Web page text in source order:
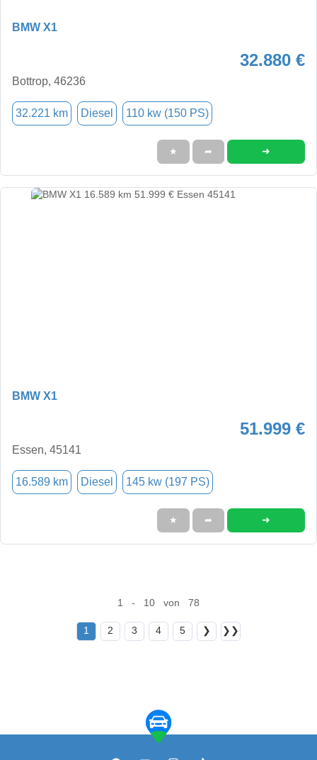
BMW X1
32.880 €
Bottrop, 46236
32.221 km Diesel 110 kw (150 PS)
★ ➦ ➜
BMW X1
51.999 €
Essen, 45141
16.589 km Diesel 145 kw (197 PS)
★ ➦ ➜
1 - 10 von 78
1 2 3 4 5 ❯ ❯❯